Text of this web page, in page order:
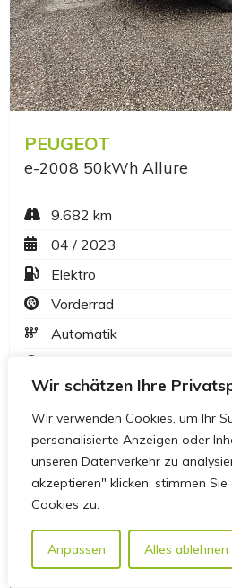
Wir schätzen Ihre
Wir verwenden Cookies, um Ihr
personalisierte Anzeigen oder
unseren Datenverkehr zu
akzeptieren" klicken, stimmen
Cookies zu.
Anpassen Alles ablehnen